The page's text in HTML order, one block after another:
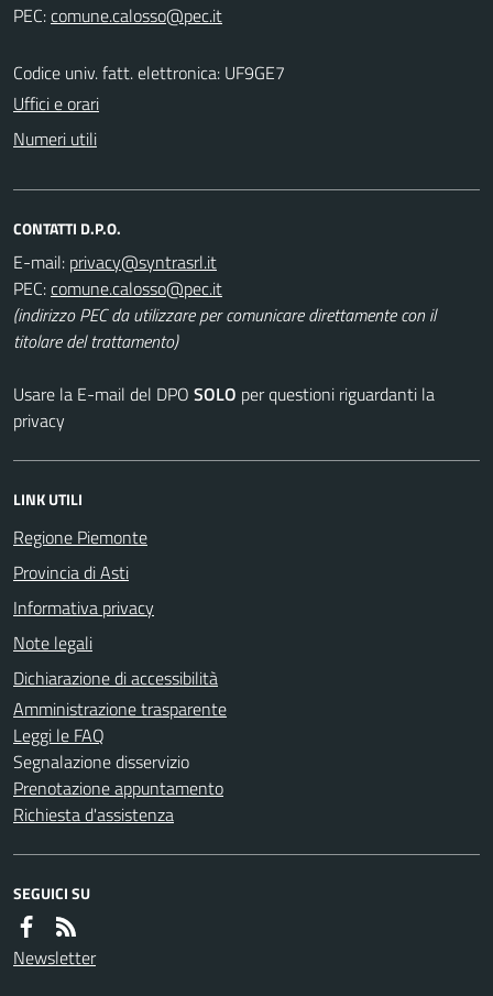
PEC:
Codice univ. fatt. elettronica: UF9GE7
Uffici e orari
Numeri utili
CONTATTI D.P.O.
E-mail:
PEC:
(indirizzo PEC da utilizzare per comunicare direttamente con il
titolare del trattamento)
Usare la E-mail del DPO SOLO per questioni riguardanti la
privacy
LINK UTILI
Regione Piemonte
Provincia di Asti
Informativa privacy
Note legali
Dichiarazione di accessibilità
Amministrazione trasparente
Leggi le FAQ
Segnalazione disservizio
Prenotazione appuntamento
Richiesta d'assistenza
SEGUICI SU
Newsletter